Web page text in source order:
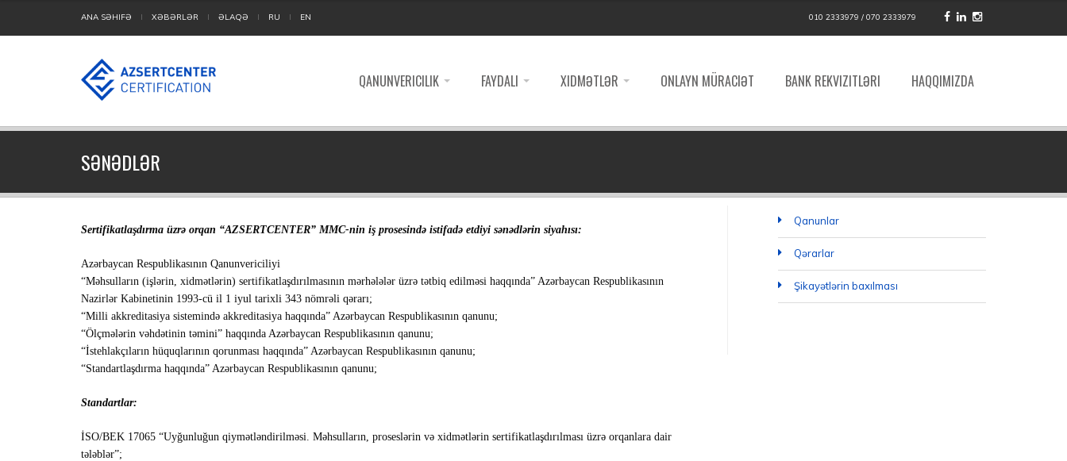
ANA SƏHIFƏ XƏBƏRLƏR ƏLAQƏ RU EN 010 2333979 / 070 2333979
QANUNVERICILIK FAYDALI XIDMƏTLƏR ONLAYN MÜRACIƏT BANK REKVIZITLƏRI HAQQIMIZDA
SƏNƏDLƏR
Sertifikatlaşdırma üzrə orqan “AZSERTCENTER” MMC-nin iş prosesində istifadə etdiyi sənədlərin siyahısı:
Azərbaycan Respublikasının Qanunvericiliyi
“Məhsulların (işlərin, xidmətlərin) sertifikatlaşdırılmasının mərhələlər üzrə tətbiq edilməsi haqqında” Azərbaycan Respublikasının
Nazirlər Kabinetinin 1993-cü il 1 iyul tarixli 343 nömrəli qərarı;
“Milli akkreditasiya sistemində akkreditasiya haqqında” Azərbaycan Respublikasının qanunu;
“Ölçmələrin vəhdətinin təmini” haqqında Azərbaycan Respublikasının qanunu;
“İstehlakçıların hüquqlarının qorunması haqqında” Azərbaycan Respublikasının qanunu;
“Standartlaşdırma haqqında” Azərbaycan Respublikasının qanunu;
Standartlar:
İSO/BEK 17065 “Uyğunluğun qiymətləndirilməsi. Məhsulların, proseslərin və xidmətlərin sertifikatlaşdırılması üzrə orqanlara dair
tələblər”;
Qanunlar
Qərarlar
Şikayətlərin baxılması